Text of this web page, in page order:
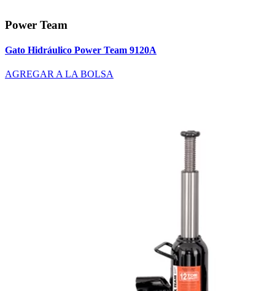
Power Team
Gato Hidráulico Power Team 9120A
AGREGAR A LA BOLSA